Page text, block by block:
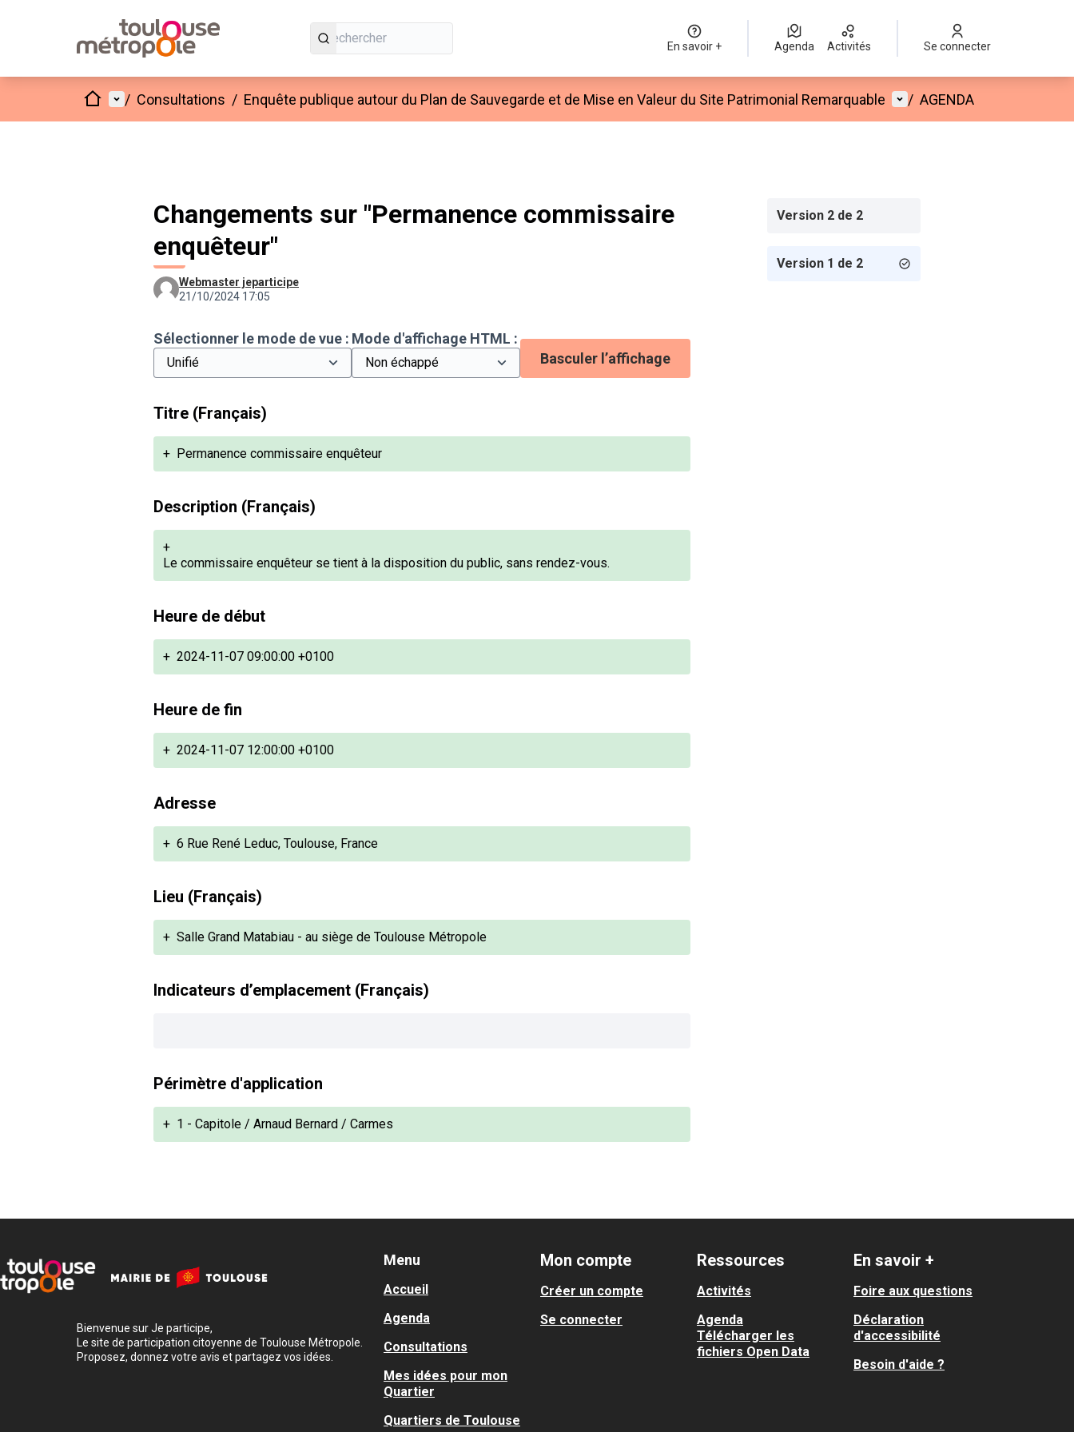
En savoir + Agenda Activités Se connecter
AccueilMenu principal
/ Consultations / Enquête publique autour du Plan de Sauvegarde et de Mise en Valeur du Site Patrimonial Remarquable Menu utilisateur
/ AGENDA
Changements sur "Permanence commissaire
enquêteur"
Webmaster jeparticipe
21/10/2024 17:05
Sélectionner le mode de vue : Mode d'affichage HTML :
Basculer l’affichage
Titre (Français)
+ Permanence commissaire enquêteur
Description (Français)
+
Le commissaire enquêteur se tient à la disposition du public, sans rendez-vous.
Heure de début
+ 2024-11-07 09:00:00 +0100
Heure de fin
+ 2024-11-07 12:00:00 +0100
Adresse
+ 6 Rue René Leduc, Toulouse, France
Lieu (Français)
+ Salle Grand Matabiau - au siège de Toulouse Métropole
Indicateurs d’emplacement (Français)
Périmètre d'application
+ 1 - Capitole / Arnaud Bernard / Carmes
Version 2 de 2
Version 1 de 2
Bienvenue sur Je participe,
Le site de participation citoyenne de Toulouse Métropole.
Proposez, donnez votre avis et partagez vos idées.
Menu
Accueil
Agenda
Consultations
Mes idées pour mon
Quartier
Quartiers de Toulouse
Mon compte
Créer un compte
Se connecter
Ressources
Activités
Agenda
Télécharger les
fichiers Open Data
En savoir +
Foire aux questions
Déclaration
d'accessibilité
Besoin d'aide ?